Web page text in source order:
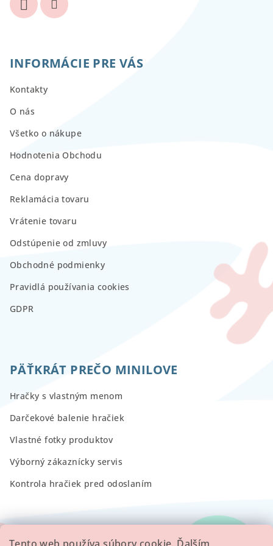
INFORMÁCIE PRE VÁS
Kontakty
O nás
Všetko o nákupe
Hodnotenia Obchodu
Cena dopravy
Reklamácia tovaru
Vrátenie tovaru
Odstúpenie od zmluvy
Obchodné podmienky
Pravidlá používania cookies
GDPR
PÄŤKRÁT PREČO MINILOVE
Hračky s vlastným menom
Darčekové balenie hračiek
Vlastné fotky produktov
Výborný zákaznícky servis
Kontrola hračiek pred odoslaním